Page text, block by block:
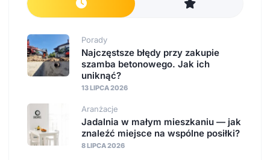
Porady
Najczęstsze błędy przy zakupie
szamba betonowego. Jak ich
uniknąć?
13 LIPCA 2026
Aranżacje
Jadalnia w małym mieszkaniu — jak
znaleźć miejsce na wspólne posiłki?
8 LIPCA 2026